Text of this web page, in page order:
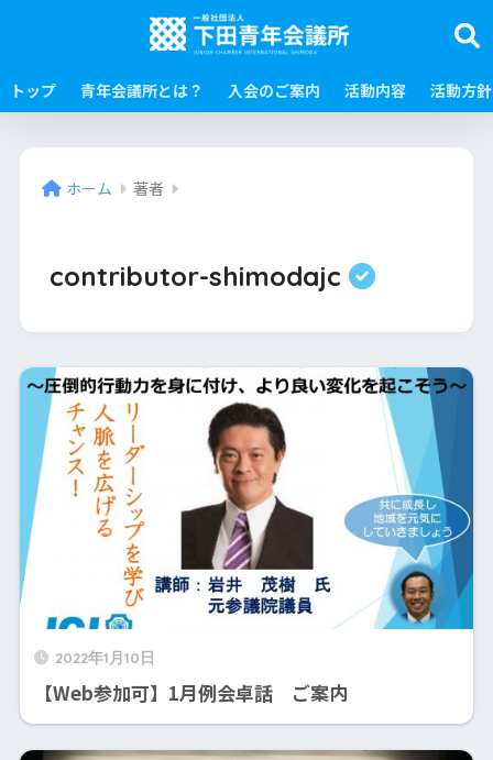
トップ 青年会議所とは？ 入会のご案内 活動内容 活動方針
ホーム 著者
contributor-shimodajc
2022年1月10日
【Web参加可】1月例会卓話 ご案内